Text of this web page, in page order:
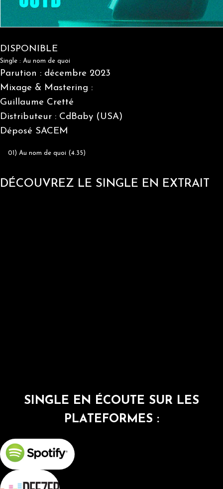
DISPONIBLE
Single : Au nom de quoi
Parution : décembre 2023
Mixage & Mastering :
Guillaume Cretté
Distributeur : CdBaby (USA)
Déposé SACEM
01) Au nom de quoi (4.35)
DÉCOUVREZ LE SINGLE EN EXTRAIT
SINGLE EN ÉCOUTE SUR LES
PLATEFORMES :